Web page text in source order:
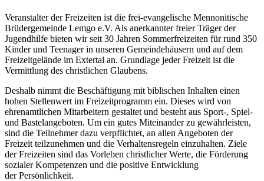
Veranstalter der Freizeiten ist die frei-evangelische Mennonitische
Brüdergemeinde Lemgo e.V. Als anerkannter freier Träger der
Jugendhilfe bieten wir seit 30 Jahren Sommerfreizeiten für rund 350
Kinder und Teenager in unseren Gemeindehäusern und auf dem
Freizeitgelände im Extertal an. Grundlage jeder Freizeit ist die
Vermittlung des christlichen Glaubens.
Deshalb nimmt die Beschäftigung mit biblischen Inhalten einen
hohen Stellenwert im Freizeitprogramm ein. Dieses wird von
ehrenamtlichen Mitarbeitern gestaltet und besteht aus Sport-, Spiel-
und Bastelangeboten. Um ein gutes Miteinander zu gewährleisten,
sind die Teilnehmer dazu verpflichtet, an allen Angeboten der
Freizeit teilzunehmen und die Verhaltensregeln einzuhalten. Ziele
der Freizeiten sind das Vorleben christlicher Werte, die Förderung
sozialer Kompetenzen und die positive Entwicklung
der Persönlichkeit.